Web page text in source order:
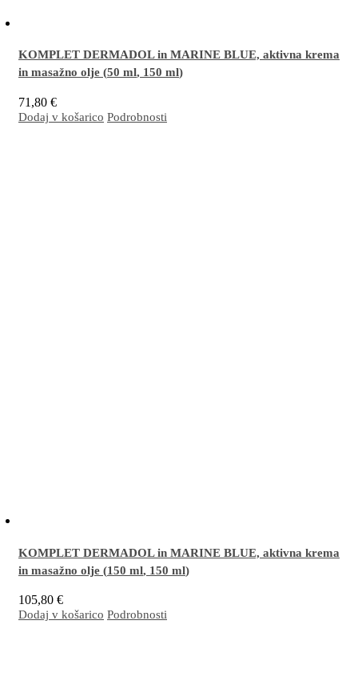
KOMPLET DERMADOL in MARINE BLUE, aktivna krema
in masažno olje (50 ml, 150 ml)
71,80 €
Dodaj v košarico Podrobnosti
KOMPLET DERMADOL in MARINE BLUE, aktivna krema
in masažno olje (150 ml, 150 ml)
105,80 €
Dodaj v košarico Podrobnosti